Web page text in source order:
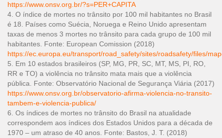
https://www.onsv.org.br/?s=PER+CAPITA
4. O índice de mortes no trânsito por 100 mil habitantes no Brasil
é 18. Países como Suécia, Noruega e Reino Unido apresentam
taxas de menos 3 mortes no trânsito para cada grupo de 100 mil
habitantes. Fonte: European Comission (2018)
https://ec.europa.eu/transport/road_safety/sites/roadsafety/files/
5. Em 10 estados brasileiros (SP, MG, PR, SC, MT, MS, PI, RO,
RR e TO) a violência no trânsito mata mais que a violência
pública. Fonte: Observatório Nacional de Segurança Viária (2017)
https://www.onsv.org.br/observatorio-afirma-violencia-no-transito-
tambem-e-violencia-publica/
6. Os índices de mortes no trânsito do Brasil na atualidade
correspondem aos índices dos Estados Unidos para a década de
1970 – um atraso de 40 anos. Fonte: Bastos, J. T. (2018)